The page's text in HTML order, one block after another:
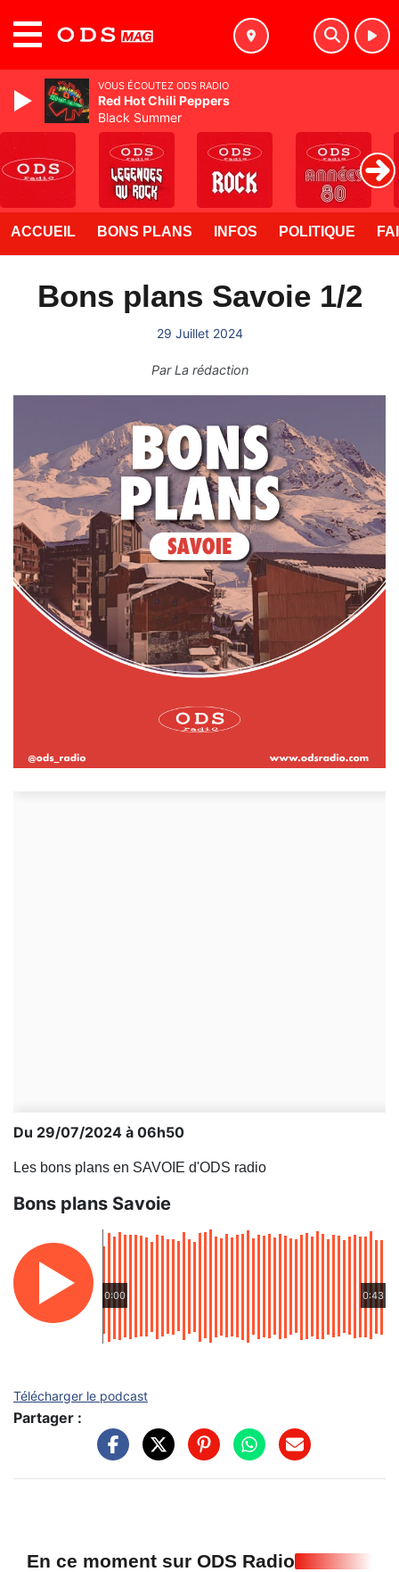
ACCUEIL BONS PLANS INFOS POLITIQUE
Bons plans Savoie 1/2
29 Juillet 2024
ParLa rédaction
Du 29/07/2024 à 06h50
Les bons plans en SAVOIE d'ODS radio
Bons plans Savoie
0:00 0:43
Télécharger le podcast
Partager :
En ce moment sur ODS Radio
VOUS ÉCOUTEZ ODS RADIO
Red Hot Chili Peppers
Black Summer